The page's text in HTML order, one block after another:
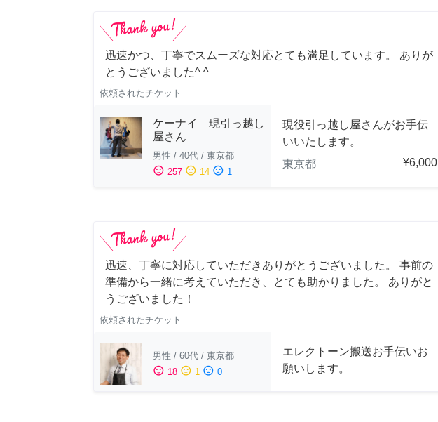
迅速かつ、丁寧でスムーズな対応とても満足しています。 ありが
とうございました^ ^
依頼されたチケット
ケーナイ 現引っ越し
屋さん
男性 / 40代 / 東京都
sentiment_satisfied 257 sentiment_neutral 14 sentiment_dissatisfied 1
現役引っ越し屋さんがお手伝
いいたします。
東京都
¥6,000
迅速、丁寧に対応していただきありがとうございました。 事前の
準備から一緒に考えていただき、とても助かりました。 ありがと
うございました！
依頼されたチケット
男性 / 60代 / 東京都
sentiment_satisfied 18 sentiment_neutral 1 sentiment_dissatisfied 0
エレクトーン搬送お手伝いお
願いします。